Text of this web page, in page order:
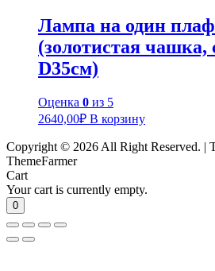
Лампа на один
(золотистая
D35см)
Оценка 0 из 5
2640,00₽ В корзину
Copyright © 2026 All Right Reserved. |
ThemeFarmer
Cart
Your cart is currently empty.
0